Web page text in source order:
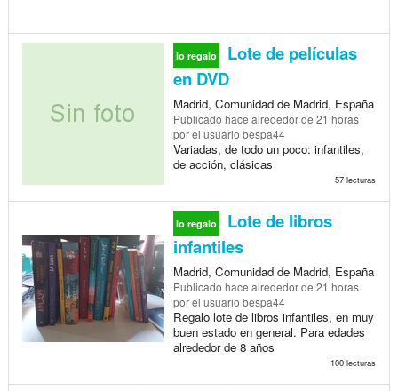
lo regalo
Lote de películas
en DVD
Madrid, Comunidad de Madrid, España
Publicado hace alrededor de 21 horas
por el usuario bespa44
Variadas, de todo un poco: infantiles,
de acción, clásicas
57 lecturas
lo regalo
Lote de libros
infantiles
Madrid, Comunidad de Madrid, España
Publicado hace alrededor de 21 horas
por el usuario bespa44
Regalo lote de libros infantiles, en muy
buen estado en general. Para edades
alrededor de 8 años
100 lecturas